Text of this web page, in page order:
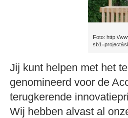
Foto: http://
Jij kunt helpen met het
genomineerd voor de
terugkerende
Wij hebben alvast al